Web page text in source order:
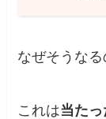
なぜそうなる
これは当た